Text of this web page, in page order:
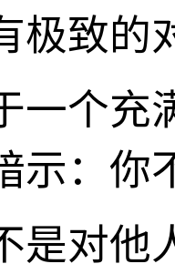
极致的
一个充
示：你
是对他